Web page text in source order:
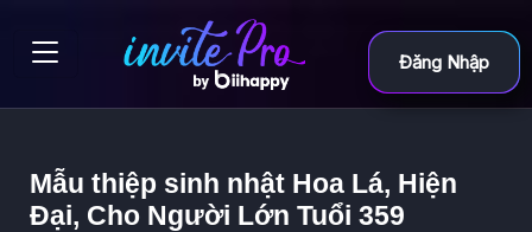
Đăng Nhập
Mẫu thiệp sinh nhật Hoa Lá, Hiện
Đại, Cho Người Lớn Tuổi 359